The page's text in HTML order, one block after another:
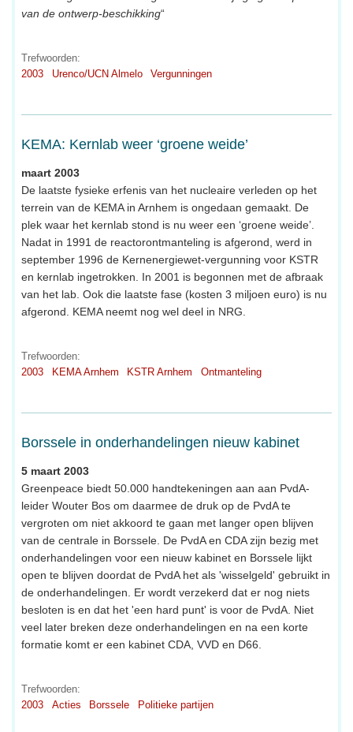
van de ontwerp-beschikking“
Trefwoorden:
2003
Urenco/UCN Almelo Vergunningen
KEMA: Kernlab weer ‘groene weide’
maart 2003
De laatste fysieke erfenis van het nucleaire verleden op het
terrein van de KEMA in Arnhem is ongedaan gemaakt. De
plek waar het kernlab stond is nu weer een ‘groene weide’.
Nadat in 1991 de reactorontmanteling is afgerond, werd in
september 1996 de Kernenergiewet-vergunning voor KSTR
en kernlab ingetrokken. In 2001 is begonnen met de afbraak
van het lab. Ook die laatste fase (kosten 3 miljoen euro) is nu
afgerond. KEMA neemt nog wel deel in NRG.
Trefwoorden:
2003
KEMA Arnhem KSTR Arnhem Ontmanteling
Borssele in onderhandelingen nieuw kabinet
5 maart 2003
Greenpeace biedt 50.000 handtekeningen aan aan PvdA-
leider Wouter Bos om daarmee de druk op de PvdA te
vergroten om niet akkoord te gaan met langer open blijven
van de centrale in Borssele. De PvdA en CDA zijn bezig met
onderhandelingen voor een nieuw kabinet en Borssele lijkt
open te blijven doordat de PvdA het als 'wisselgeld' gebruikt in
de onderhandelingen. Er wordt verzekerd dat er nog niets
besloten is en dat het 'een hard punt' is voor de PvdA. Niet
veel later breken deze onderhandelingen en na een korte
formatie komt er een kabinet CDA, VVD en D66.
Trefwoorden:
2003
Acties Borssele Politieke partijen